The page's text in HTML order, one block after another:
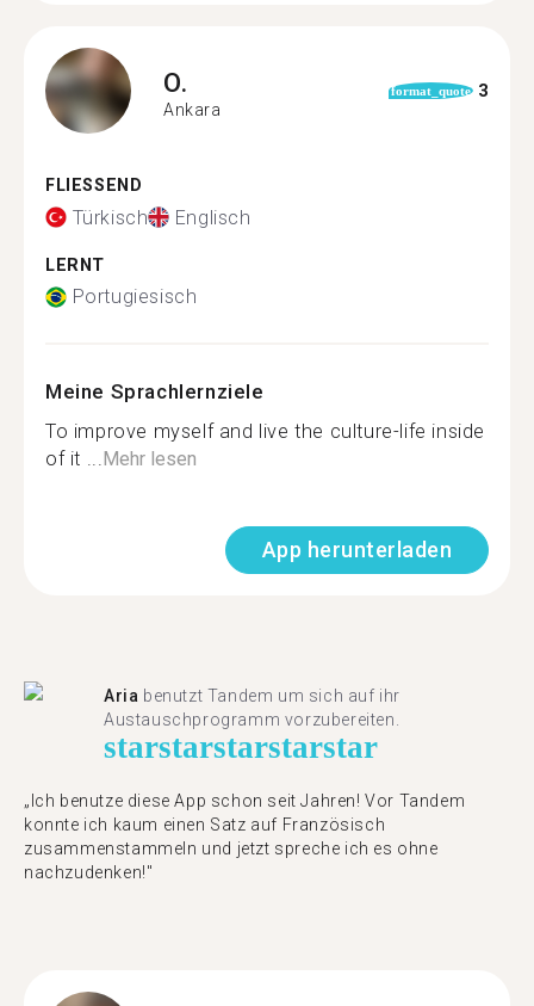
O.
Ankara
format_quote 3
FLIESSEND
Türkisch Englisch
LERNT
Portugiesisch
Meine Sprachlernziele
To improve myself and live the culture-life inside
of it ...Mehr lesen
App herunterladen
Aria benutzt Tandem um sich auf ihr
Austauschprogramm vorzubereiten.
starstarstarstarstar
„Ich benutze diese App schon seit Jahren! Vor Tandem
konnte ich kaum einen Satz auf Französisch
zusammenstammeln und jetzt spreche ich es ohne
nachzudenken!"